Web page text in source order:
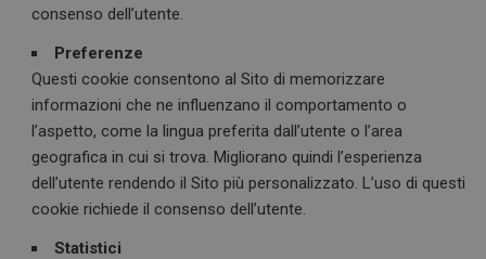
consenso dell’utente.
Preferenze
Questi cookie consentono al Sito di memorizzare
informazioni che ne influenzano il comportamento o
l’aspetto, come la lingua preferita dall’utente o l’area
geografica in cui si trova. Migliorano quindi l’esperienza
dell’utente rendendo il Sito più personalizzato. L’uso di questi
cookie richiede il consenso dell’utente.
Statistici